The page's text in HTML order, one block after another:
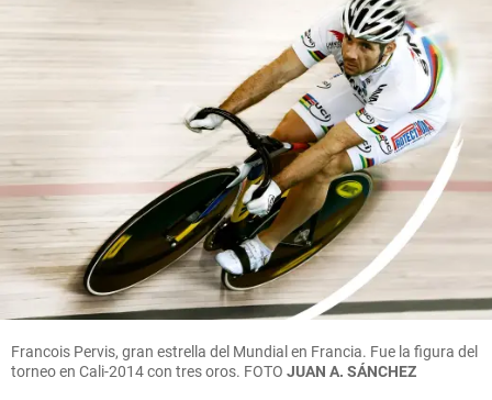
Francois Pervis, gran estrella del Mundial en Francia. Fue la figura del
torneo en Cali-2014 con tres oros. FOTO JUAN A. SÁNCHEZ